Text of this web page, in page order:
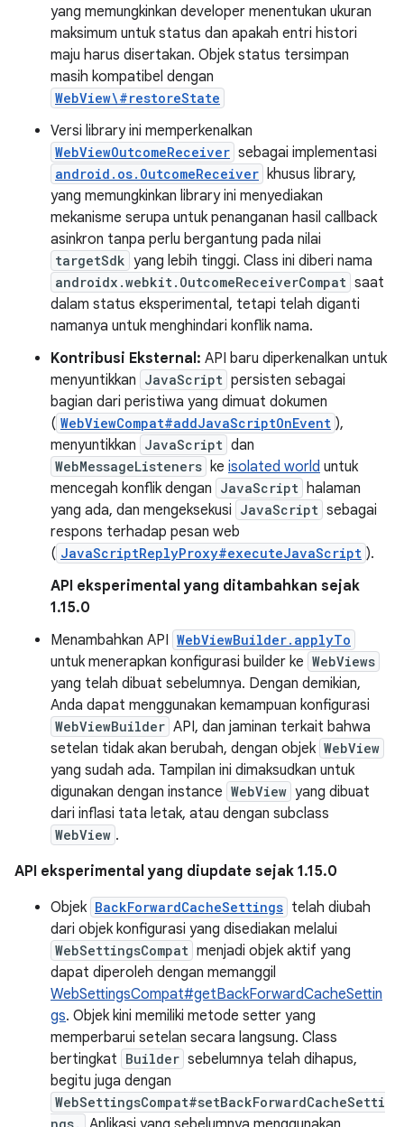
yang memungkinkan developer menentukan ukuran
maksimum untuk status dan apakah entri histori
maju harus disertakan. Objek status tersimpan
masih kompatibel dengan
WebView\#restoreState
Versi library ini memperkenalkan
WebViewOutcomeReceiver sebagai implementasi
android.os.OutcomeReceiver khusus library,
yang memungkinkan library ini menyediakan
mekanisme serupa untuk penanganan hasil callback
asinkron tanpa perlu bergantung pada nilai
targetSdk yang lebih tinggi. Class ini diberi nama
androidx.webkit.OutcomeReceiverCompat saat
dalam status eksperimental, tetapi telah diganti
namanya untuk menghindari konflik nama.
Kontribusi Eksternal: API baru diperkenalkan untuk
menyuntikkan JavaScript persisten sebagai
bagian dari peristiwa yang dimuat dokumen
( WebViewCompat#addJavaScriptOnEvent ),
menyuntikkan JavaScript dan
WebMessageListeners ke isolated world untuk
mencegah konflik dengan JavaScript halaman
yang ada, dan mengeksekusi JavaScript sebagai
respons terhadap pesan web
( JavaScriptReplyProxy#executeJavaScript ).
API eksperimental yang ditambahkan sejak
1.15.0
Menambahkan API WebViewBuilder.applyTo
untuk menerapkan konfigurasi builder ke WebViews
yang telah dibuat sebelumnya. Dengan demikian,
Anda dapat menggunakan kemampuan konfigurasi
WebViewBuilder API, dan jaminan terkait bahwa
setelan tidak akan berubah, dengan objek WebView
yang sudah ada. Tampilan ini dimaksudkan untuk
digunakan dengan instance WebView yang dibuat
dari inflasi tata letak, atau dengan subclass
WebView .
API eksperimental yang diupdate sejak 1.15.0
Objek BackForwardCacheSettings telah diubah
dari objek konfigurasi yang disediakan melalui
WebSettingsCompat menjadi objek aktif yang
dapat diperoleh dengan memanggil
WebSettingsCompat#getBackForwardCacheSettin
gs. Objek kini memiliki metode setter yang
memperbarui setelan secara langsung. Class
bertingkat Builder sebelumnya telah dihapus,
begitu juga dengan
WebSettingsCompat#setBackForwardCacheSetti